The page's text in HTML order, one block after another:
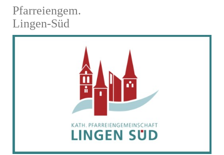
Pfarreiengem.
Lingen-Süd